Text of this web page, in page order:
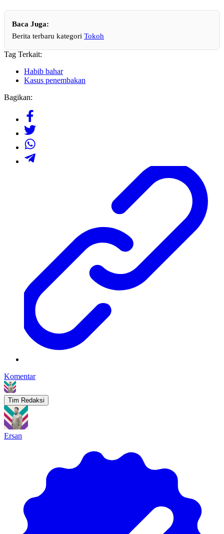
Baca Juga:
Berita terbaru kategori Tokoh
Tag Terkait:
Habib bahar
Kasus penembakan
Bagikan:
Komentar
Tim Redaksi
Ersan